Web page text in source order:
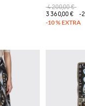
4 200,00 €
3 360,00 €
-